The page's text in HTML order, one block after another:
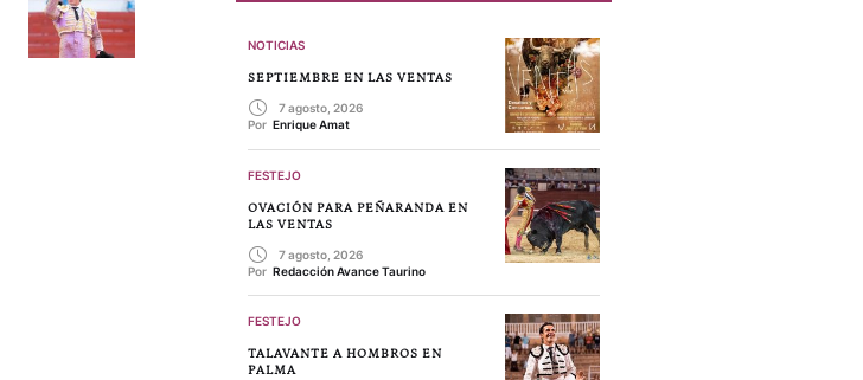
NOTICIAS
SEPTIEMBRE EN LAS VENTAS
7 agosto, 2026
Por Enrique Amat
FESTEJO
OVACIÓN PARA PEÑARANDA EN
LAS VENTAS
7 agosto, 2026
Por Redacción Avance Taurino
FESTEJO
TALAVANTE A HOMBROS EN
PALMA